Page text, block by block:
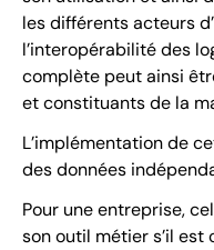
les différents acteurs
l’interopérabilité des
complète peut ainsi
et constituants de la
L’implémentation de
des données
Pour une entreprise,
son outil métier s’il